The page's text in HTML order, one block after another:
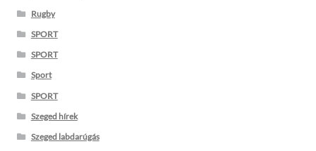
Rugby
SPORT
SPORT
Sport
SPORT
Szeged hírek
Szeged labdarúgás